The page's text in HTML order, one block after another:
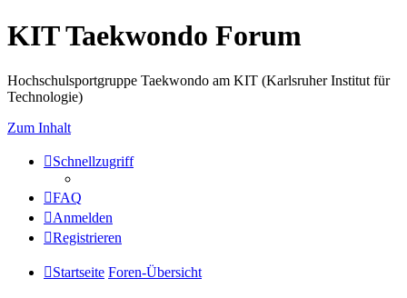
KIT Taekwondo Forum
Hochschulsportgruppe Taekwondo am KIT (Karlsruher Institut für
Technologie)
Zum Inhalt
Schnellzugriff
FAQ
Anmelden
Registrieren
Startseite Foren-Übersicht